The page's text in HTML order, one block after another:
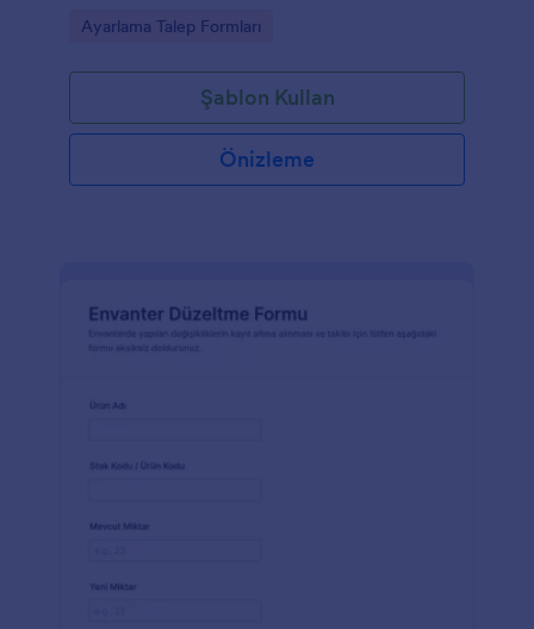
Go to Category:
Ayarlama Talep Formları
Şablon Kullan
Önizleme